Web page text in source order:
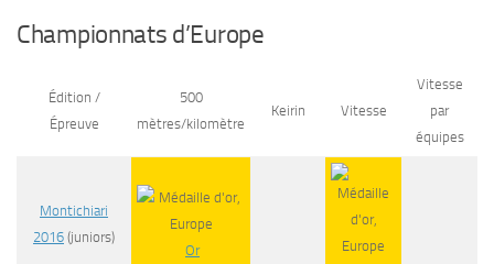
Championnats d’Europe
Édition /
Épreuve
500
mètres/kilomètre
Keirin Vitesse
Vitesse
par
équipes
Montichiari
2016 (juniors)
Or